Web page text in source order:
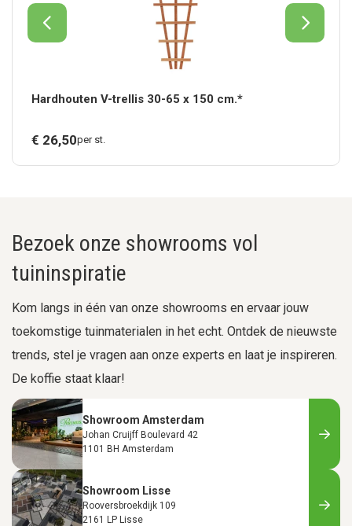
Hardhouten V-trellis 30-65 x 150 cm.*
€ 26,50per st.
Bezoek onze showrooms vol
tuininspiratie
Kom langs in één van onze showrooms en ervaar jouw
toekomstige tuinmaterialen in het echt. Ontdek de nieuwste
trends, stel je vragen aan onze experts en laat je inspireren.
De koffie staat klaar!
Showroom Amsterdam
Johan Cruijff Boulevard 42
1101 BH Amsterdam
Showroom Lisse
Rooversbroekdijk 109
2161 LP Lisse